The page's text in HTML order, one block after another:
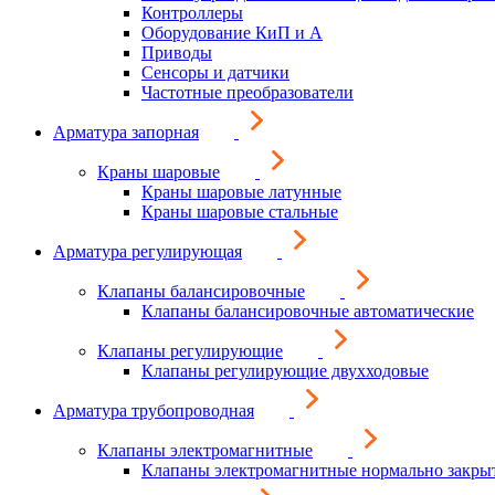
Контроллеры
Оборудование КиП и А
Приводы
Сенсоры и датчики
Частотные преобразователи
Арматура запорная
Краны шаровые
Краны шаровые латунные
Краны шаровые стальные
Арматура регулирующая
Клапаны балансировочные
Клапаны балансировочные автоматические
Клапаны регулирующие
Клапаны регулирующие двухходовые
Арматура трубопроводная
Клапаны электромагнитные
Клапаны электромагнитные нормально